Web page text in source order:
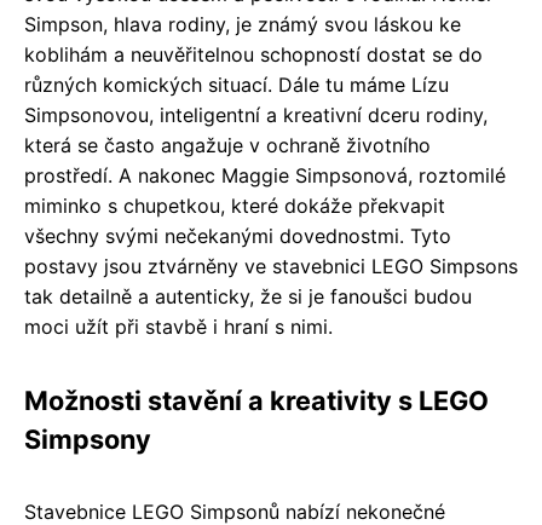
Simpson, hlava rodiny, je známý svou láskou ke
koblihám a neuvěřitelnou schopností dostat se do
různých komických situací. Dále tu máme Lízu
Simpsonovou, inteligentní a kreativní dceru rodiny,
která se často angažuje v ochraně životního
prostředí. A nakonec Maggie Simpsonová, roztomilé
miminko s chupetkou, které dokáže překvapit
všechny svými nečekanými dovednostmi. Tyto
postavy jsou ztvárněny ve stavebnici LEGO Simpsons
tak detailně a autenticky, že si je fanoušci budou
moci užít při stavbě i hraní s nimi.
Možnosti stavění a kreativity s LEGO
Simpsony
Stavebnice LEGO Simpsonů nabízí nekonečné